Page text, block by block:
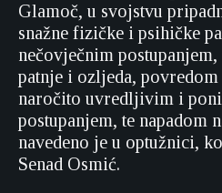
Glamoč, u svojstvu
snažne fizičke i psihičke
nečovječnim
patnje i ozljeda,
naročito uvredljivim i
postupanjem, te napadom
navedeno je u optužnici,
Senad Osmić.